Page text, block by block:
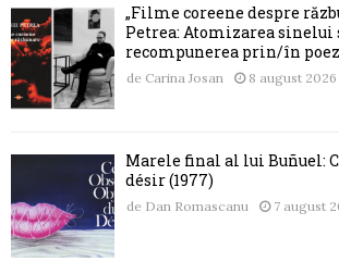
„Filme coreene despre
Petrea: Atomizarea sinelui
recompunerea prin/în
de Carina Josan 8 august 2026
Marele final al lui Buñuel:
désir (1977)
de Dan Romascanu 7 august